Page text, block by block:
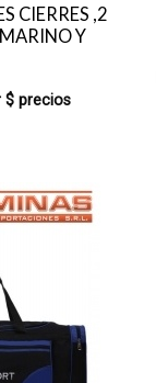
CIERRES ,2
Y
$ precios